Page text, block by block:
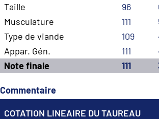
Taille 96
Musculature
111
Type de viande
109
Appar. Gén.
111
Note finale
111
Commentaire
COTATION LINEAIRE DU TAUREAU